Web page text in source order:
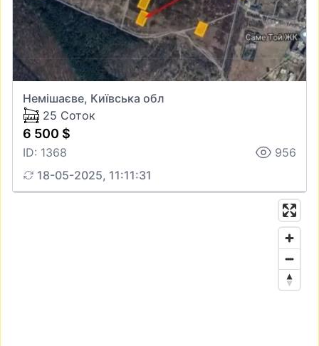
Немішаєве, Київська обл
25 Соток
6 500 $
ID: 1368
956
18-05-2025, 11:11:31